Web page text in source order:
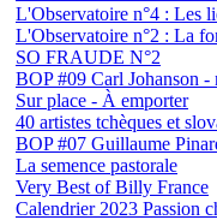
L'Observatoire n°4 : Les
L'Observatoire n°2 : La
SO FRAUDE N°2
BOP #09 Carl Johanson -
Sur place - À emporter
40 artistes tchèques et
BOP #07 Guillaume
La semence pastorale
Very Best of Billy France
Calendrier 2023 Passion